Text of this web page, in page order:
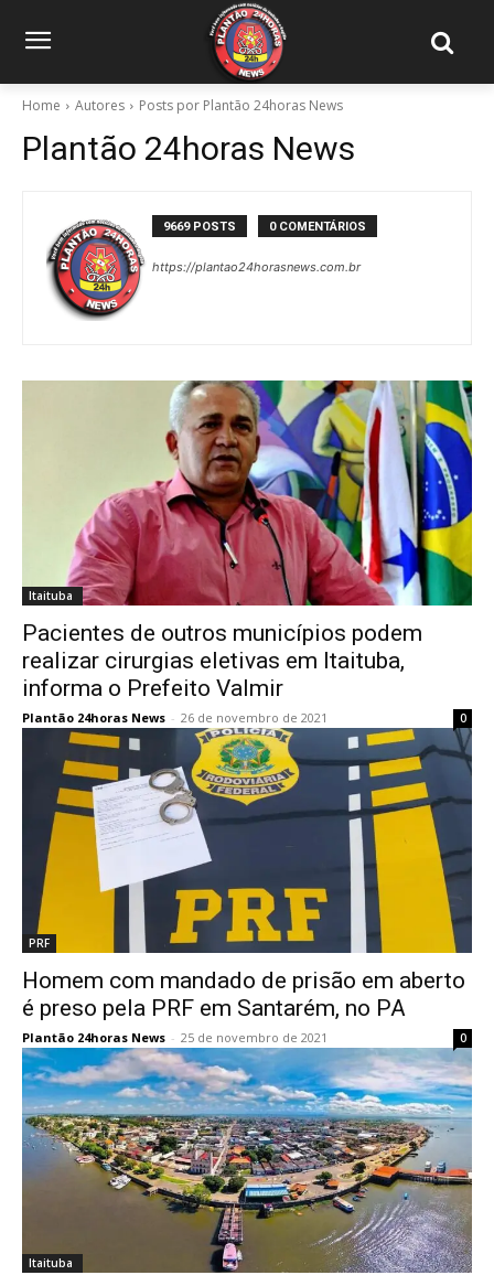
Home Autores Posts por Plantão 24horas News
Plantão 24horas News
9669 POSTS 0 COMENTÁRIOS
https://plantao24horasnews.com.br
Itaituba
Pacientes de outros municípios podem
realizar cirurgias eletivas em Itaituba,
informa o Prefeito Valmir
Plantão 24horas News - 26 de novembro de 2021 0
PRF
Homem com mandado de prisão em aberto
é preso pela PRF em Santarém, no PA
Plantão 24horas News - 25 de novembro de 2021 0
Itaituba